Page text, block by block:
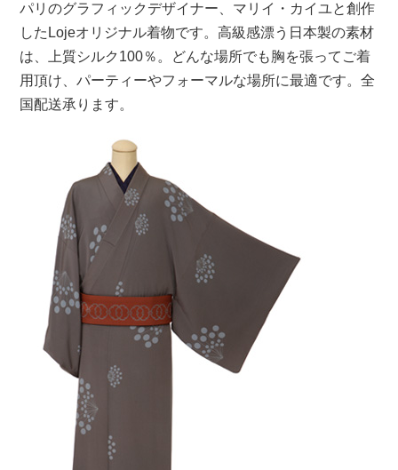
パリのグラフィックデザイナー、マリイ・カイユと創作
したLojeオリジナル着物です。高級感漂う日本製の素材
は、上質シルク100％。どんな場所でも胸を張ってご着
用頂け、パーティーやフォーマルな場所に最適です。全
国配送承ります。